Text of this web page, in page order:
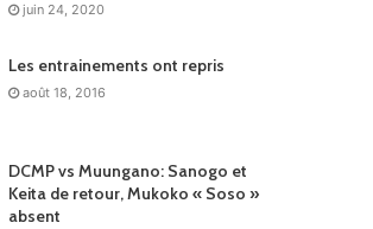
juin 24, 2020
Les entrainements ont repris
août 18, 2016
DCMP vs Muungano: Sanogo et
Keita de retour, Mukoko « Soso »
absent